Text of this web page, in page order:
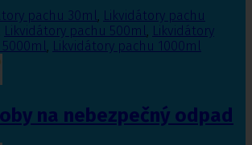
pachu 30ml, Likvidátory pachu
Likvidátory pachu 500ml, Likvidátory
, Likvidátory pachu 1000ml
na nebezpečný odpad